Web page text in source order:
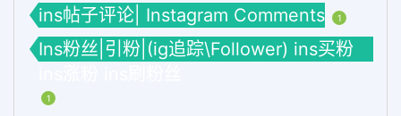
ins帖子评论| Instagram Comments 1
Ins粉丝|引粉|(ig追踪\Follower) ins买粉
1